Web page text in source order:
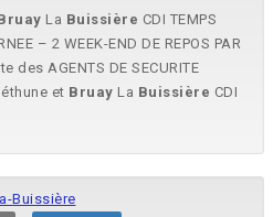
La Buissière CDI TEMPS
– 2 WEEK-END DE REPOS PAR
des AGENTS DE SECURITE
et Bruay La Buissière CDI
Buissière